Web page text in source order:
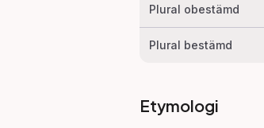
Plural obestämd
Plural bestämd
Etymologi